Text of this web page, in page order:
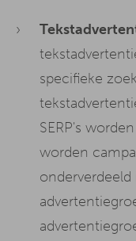
specifieke
SERP's
worden